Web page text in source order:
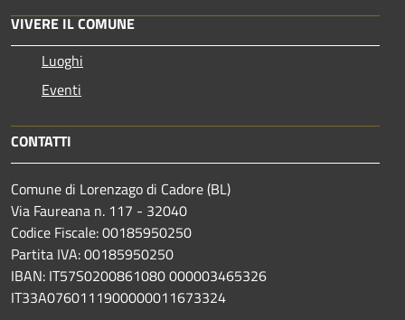
VIVERE IL COMUNE
Luoghi
Eventi
CONTATTI
Comune di Lorenzago di Cadore (BL)
Via Faureana n. 117 - 32040
Codice Fiscale: 00185950250
Partita IVA: 00185950250
IBAN: IT57S0200861080 000003465326
IT33A0760111900000011673324